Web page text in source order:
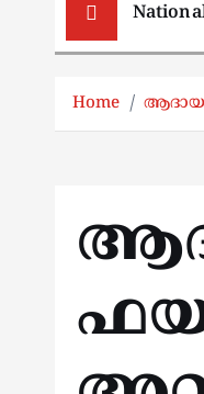
Home ആദായ